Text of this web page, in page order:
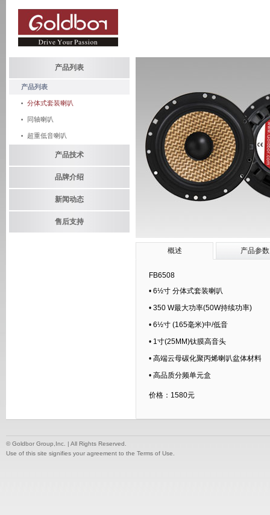
产品列表
产品列表
分体式套装喇叭
同轴喇叭
超重低音喇叭
产品技术
品牌介绍
新闻动态
售后支持
概述 产品参数
FB6508
• 6½寸 分体式套装喇叭
• 350 W最大功率(50W持续功率)
• 6½寸 (165毫米)中/低音
• 1寸(25MM)钛膜高音头
• 高端云母碳化聚丙烯喇叭盆体材料
• 高品质分频单元盒
价格：1580元
© Goldbor Group,Inc. | All Rights Reserved.
Use of this site signifies your agreement to the Terms of Use.